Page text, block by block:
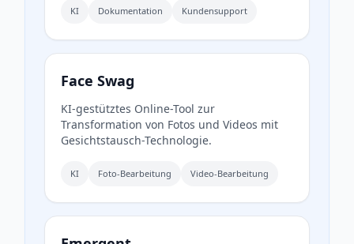
KI Dokumentation Kundensupport
Face Swag
KI-gestütztes Online-Tool zur
Transformation von Fotos und Videos mit
Gesichtstausch-Technologie.
KI Foto-Bearbeitung Video-Bearbeitung